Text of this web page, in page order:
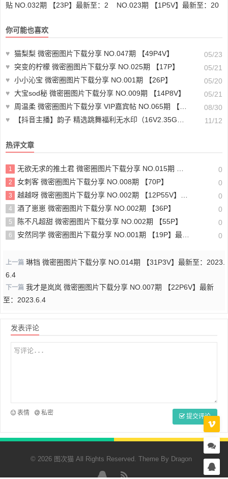
贴 NO.032期 【23P】最新至：2
NO.023期 【1P5V】最新至：20
你可能也喜欢
♥ 猫梨梨 微密圈图片下载分享 NO.047期 【49P4V】
05/23
♥ 突变的柠檬 微密圈图片下载分享 NO.025期 【17P】
05/21
♥ 小小沁宝 微密圈图片下载分享 NO.001期 【26P】
05/20
♥ 大宝sod秘 微密圈图片下载分享 NO.009期 【14P8V】
05/21
♥
周温柔 微密圈图片下载分享 VIP嘉宾帖 NO.065期 【17P】最新至：2024.8.25
08/30
♥
【抖音主播】韵子 精选跳舞福利无水印（16V2.35G）-舞蹈素材 11/12
热评文章
1 无欲无求的推土君 微密圈图片下载分享 NO.015期 【32P4V】最新至：2023.10.4 0
2 女刺客 微密圈图片下载分享 NO.008期 【70P】 0
3 越越呀 微密圈图片下载分享 NO.002期 【12P55V】最新至：2024.12.19 0
4 酒了崽崽 微密圈图片下载分享 NO.002期 【36P】 0
5 陈不凡超甜 微密圈图片下载分享 NO.002期 【55P】 0
6 安然同学 微密圈图片下载分享 NO.001期 【19P】最新至：2025.1.6 0
上一篇 琳铛 微密圈图片下载分享 NO.014期 【31P3V】最新至：2023.
6.4
下一篇 我才是岚岚 微密圈图片下载分享 NO.007期 【22P6V】最新
至：2023.6.4
发表评论
表情 私密 提交评论
© 2026 图次猫 All Rights Reserved. Theme By Dragon